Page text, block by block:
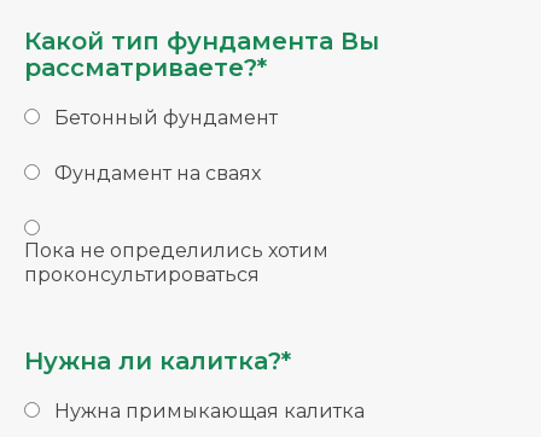
Какой тип фундамента Вы
рассматриваете?*
Бетонный фундамент
Фундамент на сваях
Пока не определились хотим
проконсультироваться
Нужна ли калитка?*
Нужна примыкающая калитка